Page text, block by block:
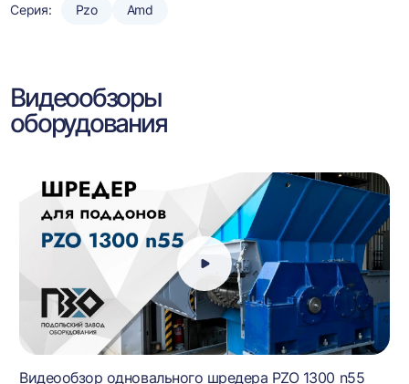
Серия: Pzo Amd
Видеообзоры
оборудования
Видеообзор одновального шредера PZO 1300 n55